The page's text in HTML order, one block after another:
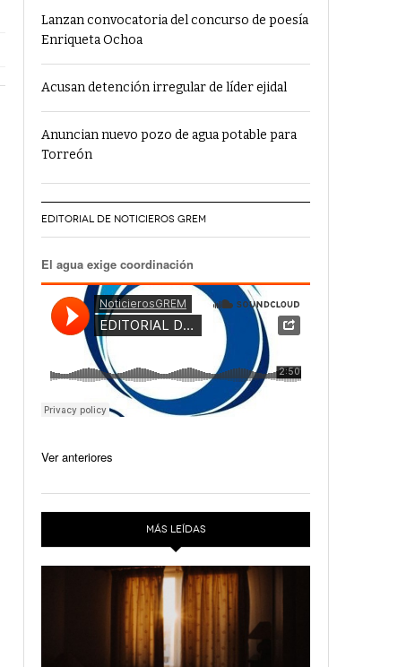
Lanzan convocatoria del concurso de poesía
Enriqueta Ochoa
Acusan detención irregular de líder ejidal
Anuncian nuevo pozo de agua potable para
Torreón
EDITORIAL DE NOTICIEROS GREM
El agua exige coordinación
Ver anteriores
MÁS LEÍDAS